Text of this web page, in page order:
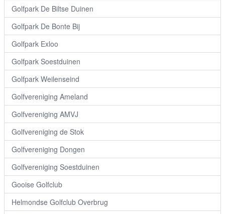
Golfpark De Biltse Duinen
Golfpark De Bonte Bij
Golfpark Exloo
Golfpark Soestduinen
Golfpark Weilenseind
Golfvereniging Ameland
Golfvereniging AMVJ
Golfvereniging de Stok
Golfvereniging Dongen
Golfvereniging Soestduinen
Gooise Golfclub
Helmondse Golfclub Overbrug